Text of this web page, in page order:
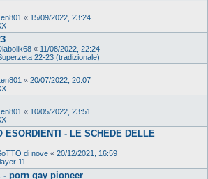
« 15/09/2022, 23:24
« 11/08/2022, 22:24
22-23 (tradizionale)
« 20/07/2022, 20:07
« 10/05/2022, 23:51
ESORDIENTI - LE SCHEDE DELLE
di nove « 20/12/2021, 16:59
11
- porn gay pioneer